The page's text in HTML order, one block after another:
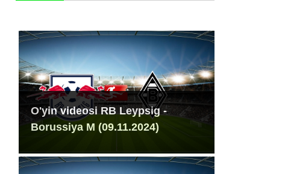
O'yin videosi RB Leypsig -
Borussiya M (09.11.2024)